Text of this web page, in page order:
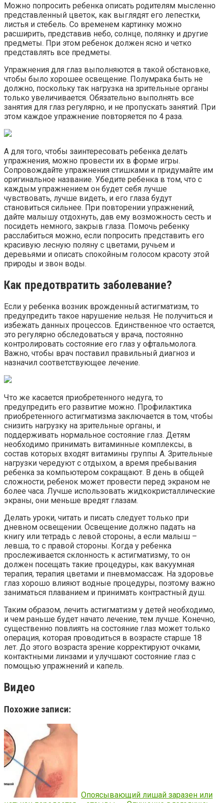
Можно попросить ребенка описать родителям мысленно
представленный цветок, как выглядят его лепестки,
листья и стебель. Со временем картинку можно
расширить, представив небо, солнце, полянку и другие
предметы. При этом ребенок должен ясно и четко
представлять все предметы.
Упражнения для глаз выполняются в такой обстановке,
чтобы было хорошее освещение. Полумрака быть не
должно, поскольку так нагрузка на зрительные органы
только увеличивается. Обязательно выполнять все
занятия для глаз регулярно, и не пропускать занятий. При
этом каждое упражнение повторяется по 4 раза.
А для того, чтобы заинтересовать ребенка делать
упражнения, можно провести их в форме игры.
Сопровождайте упражнения стишками и придумайте им
оригинальное название. Убедите ребенка в том, что с
каждым упражнением он будет себя лучше
чувствовать, лучше видеть, и его глаза будут
становиться сильнее. При повторении упражнений,
дайте малышу отдохнуть, дав ему возможность сесть и
посидеть немного, закрыв глаза. Помочь ребенку
расслабиться можно, если попросить представить его
красивую лесную поляну с цветами, ручьем и
деревьями и описать спокойным голосом красоту этой
природы и звон воды.
Как предотвратить заболевание?
Если у ребенка возник врожденный астигматизм, то
предупредить такое нарушение нельзя. Не получиться и
избежать данных процессов. Единственное что остается,
это регулярно обследоваться у врача, постоянно
контролировать состояние его глаз у офтальмолога.
Важно, чтобы врач поставил правильный диагноз и
назначил соответствующее лечение.
Что же касается приобретенного недуга, то
предупредить его развитие можно. Профилактика
приобретенного астигматизма заключается в том, чтобы
снизить нагрузку на зрительные органы, и
поддерживать нормальное состояние глаз. Детям
необходимо принимать витаминные комплексы, в
состав которых входят витамины группы А. Зрительные
нагрузки чередуют с отдыхом, а время пребывания
ребенка за компьютером сокращают. В день в общей
сложности, ребенок может провести перед экраном не
более часа. Лучше использовать жидкокристаллические
экраны, они меньше вредят глазам.
Делать уроки, читать и писать следует только при
дневном освещении. Освещение должно падать на
книгу или тетрадь с левой стороны, а если малыш –
левша, то с правой стороны. Когда у ребенка
прослеживается склонность к астигматизму, то он
должен посещать такие процедуры, как вакуумная
терапия, терапия цветами и пневмомассаж. На здоровье
глаз хорошо влияют водные процедуры, поэтому важно
заниматься плаванием и принимать контрастный душ.
Таким образом, лечить астигматизм у детей необходимо,
и чем раньше будет начато лечение, тем лучше. Конечно,
существенно повлиять на состояние глаз может только
операция, которая проводиться в возрасте старше 18
лет. До этого возраста зрение корректируют очками,
контактными линзами и улучшают состояние глаз с
помощью упражнений и капель.
Видео
Похожие записи:
Опоясывающий лишай заразен или